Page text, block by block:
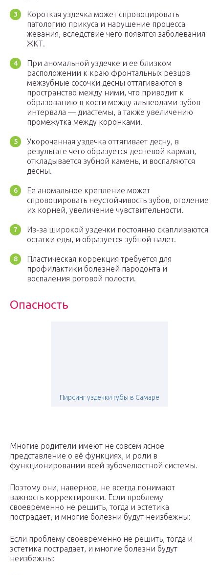
Короткая уздечка может спровоцировать
патологию прикуса и нарушение процесса
жевания, вследствие чего появятся заболевания
ЖКТ.
При аномальной уздечке и ее близком
расположении к краю фронтальных резцов
межзубные сосочки десны оттягиваются в
пространство между ними, что приводит к
образованию в кости между альвеолами зубов
интервала — диастемы, а также увеличению
промежутка между коронками.
Укороченная уздечка оттягивает десну, в
результате чего образуется десневой карман,
откладывается зубной камень, и воспаляются
десны.
Ее аномальное крепление может
спровоцировать неустойчивость зубов, оголение
их корней, увеличение чувствительности.
Из-за широкой уздечки постоянно скапливаются
остатки еды, и образуется зубной налет.
Пластическая коррекция требуется для
профилактики болезней пародонта и
воспаления ротовой полости.
Опасность
Пирсинг уздечки губы в Самаре
Многие родители имеют не совсем ясное
представление о её функциях, и роли в
функционировании всей зубочелюстной системы.
Поэтому они, наверное, не всегда понимают
важность корректировки. Если проблему
своевременно не решить, тогда и эстетика
пострадает, и многие болезни будут неизбежны:
Если проблему своевременно не решить, тогда и
эстетика пострадает, и многие болезни будут
неизбежны: